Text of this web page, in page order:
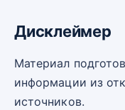
Дисклеймер
Материал
информации из
источников.